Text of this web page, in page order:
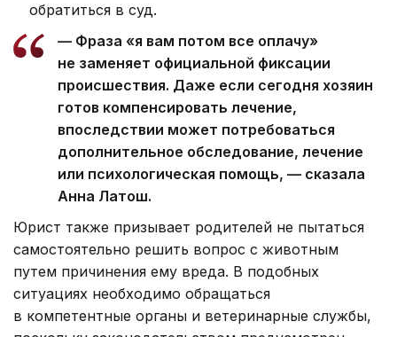
обратиться в суд.
— Фраза «я вам потом все оплачу»
не заменяет официальной фиксации
происшествия. Даже если сегодня хозяин
готов компенсировать лечение,
впоследствии может потребоваться
дополнительное обследование, лечение
или психологическая помощь, — сказала
Анна Латош.
Юрист также призывает родителей не пытаться
самостоятельно решить вопрос с животным
путем причинения ему вреда. В подобных
ситуациях необходимо обращаться
в компетентные органы и ветеринарные службы,